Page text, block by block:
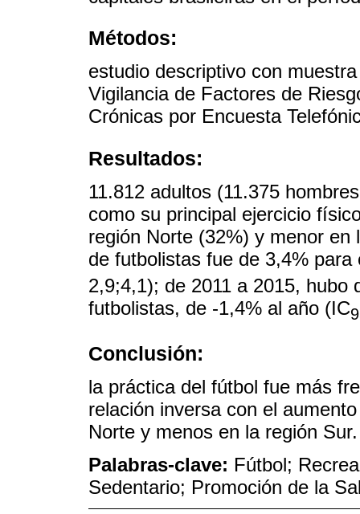
Métodos:
estudio descriptivo con
Vigilancia de Factores de
Crónicas por Encuesta
Resultados:
11.812 adultos (11.375
como su principal ejercicio
región Norte (32%) y menor
de futbolistas fue de 3,4%
2,9;4,1); de 2011 a 2015, hubo
futbolistas, de -1,4% al año (IC
Conclusión:
la práctica del fútbol fue más
relación inversa con el
Norte y menos en la región Sur.
Palabras-clave: Fútbol;
Sedentario; Promoción de la